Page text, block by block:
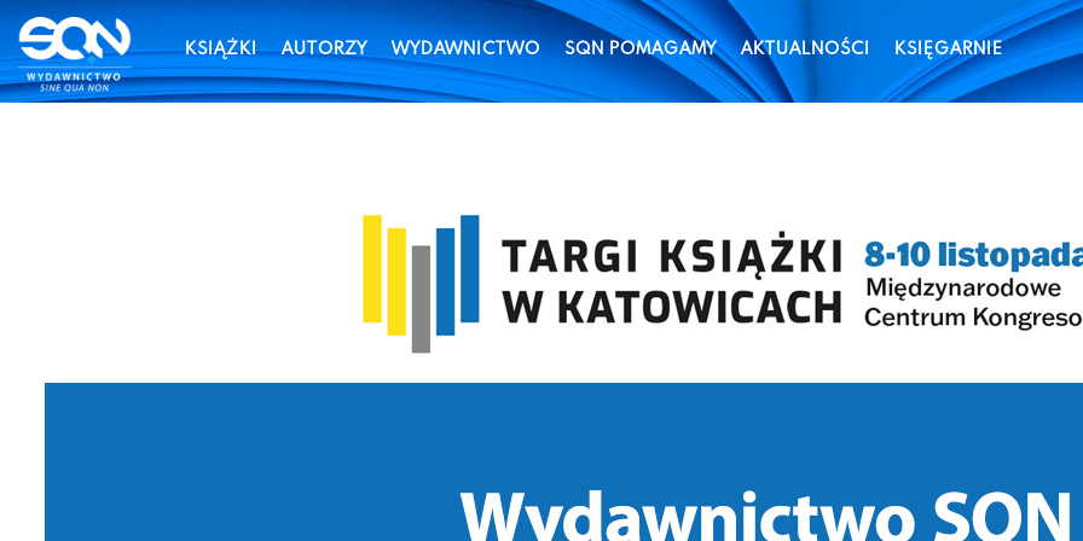
KSIĄŻKI AUTORZY WYDAWNICTWO SQN POMAGAMY AKTUALNOŚCI KSIĘGARNIE